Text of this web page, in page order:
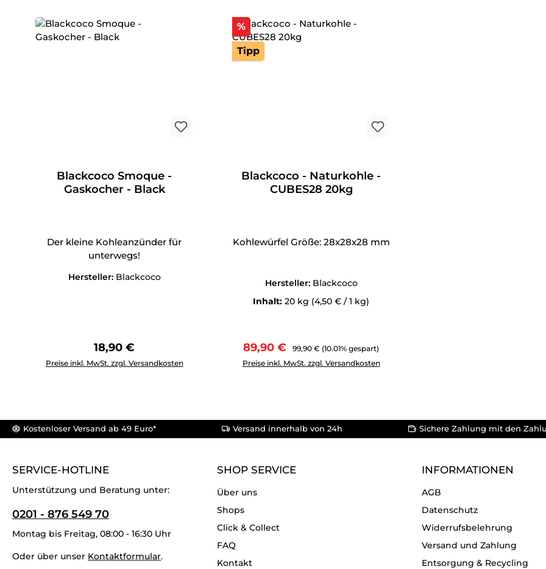
Blackcoco Smoque -
Gaskocher - Black
Der kleine Kohleanzünder für
unterwegs!
Hersteller: Blackcoco
Regulärer Preis:
18,90 €
Preise inkl. MwSt. zzgl. Versandkosten
Produkt Anzahl: Gib den gewünschten Wert ein oder benutze die Schaltflächen um die Anzahl zu erhöhen oder zu
%Rabatt
Tipp
Blackcoco - Naturkohle -
CUBES28 20kg
Kohlewürfel Größe: 28x28x28 mm
Hersteller: Blackcoco
Inhalt: 20 kg (4,50 € / 1 kg)
Verkaufspreis:
89,90 € Regulärer Preis:
99,90 € (10.01% gespart)
Preise inkl. MwSt. zzgl. Versandkosten
Produkt Anzahl: Gib den gewünschten Wert ein oder benutze die
Kostenloser Versand ab 49 Euro* Versand innerhalb von 24h Sichere Zahlung mit den
SERVICE-HOTLINE
Unterstützung und Beratung unter:
0201 - 876 549 70
Montag bis Freitag, 08:00 - 16:30 Uhr
Oder über unser Kontaktformular.
SHOP SERVICE
Über uns
Shops
Click & Collect
FAQ
Kontakt
INFORMATIONEN
AGB
Datenschutz
Widerrufsbelehrung
Versand und Zahlung
Entsorgung & Recycling